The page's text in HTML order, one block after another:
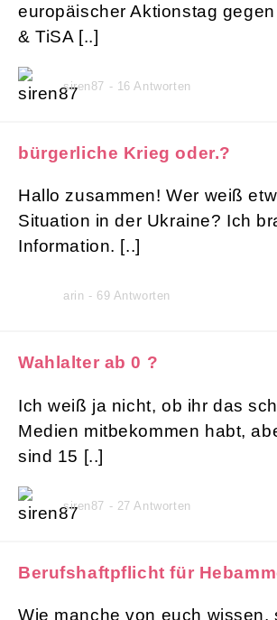
europäischer Aktionstag gegen
& TiSA [..]
siren87 - 16 Antworten
bürgerliche Krieg oder.?
Hallo zusammen! Wer weiß
Situation in der Ukraine? Ich
Information. [..]
arin - 69 Antworten
Wahlalter ab 0 ?
Ich weiß ja nicht, ob ihr das
Medien mitbekommen habt,
sind 15 [..]
siren87 - 27 Antworten
Berufshaftpflicht für
Wie manche von euch wissen,